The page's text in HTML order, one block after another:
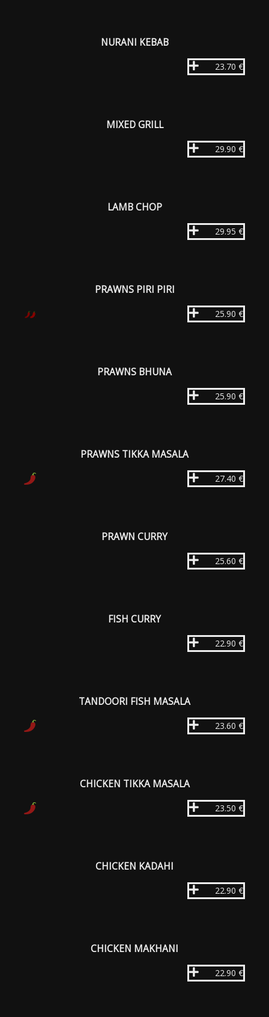
NURANI KEBAB
23.70 €
MIXED GRILL
29.90 €
LAMB CHOP
29.95 €
PRAWNS PIRI PIRI
25.90 €
PRAWNS BHUNA
25.90 €
PRAWNS TIKKA MASALA
27.40 €
PRAWN CURRY
25.60 €
FISH CURRY
22.90 €
TANDOORI FISH MASALA
23.60 €
CHICKEN TIKKA MASALA
23.50 €
CHICKEN KADAHI
22.90 €
CHICKEN MAKHANI
22.90 €